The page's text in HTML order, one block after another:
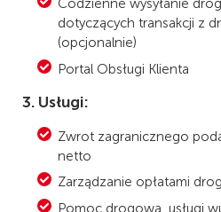
Codzienne wysyłanie
dotyczących transakcji z
(opcjonalnie)
Portal Obsługi Klienta
3. Usługi:
Zwrot zagranicznego
netto
Zarządzanie opłatami
Pomoc drogowa, usługi